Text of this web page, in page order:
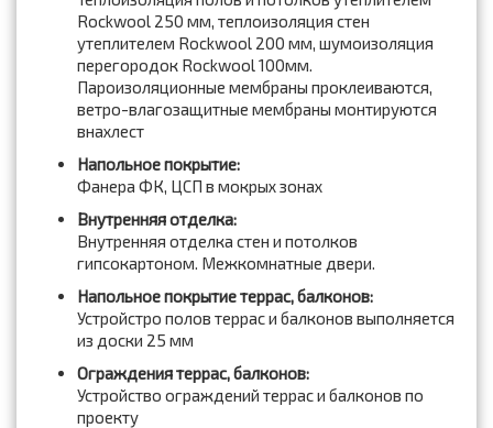
Rockwool 250 мм, теплоизоляция стен
утеплителем Rockwool 200 мм, шумоизоляция
перегородок Rockwool 100мм.
Пароизоляционные мембраны проклеиваются,
ветро-влагозащитные мембраны монтируются
внахлест
Напольное покрытие:
Фанера ФК, ЦСП в мокрых зонах
Внутренняя отделка:
Внутренняя отделка стен и потолков
гипсокартоном. Межкомнатные двери.
Напольное покрытие террас, балконов:
Устройстро полов террас и балконов выполняется
из доски 25 мм
Ограждения террас, балконов:
Устройство ограждений террас и балконов по
проекту